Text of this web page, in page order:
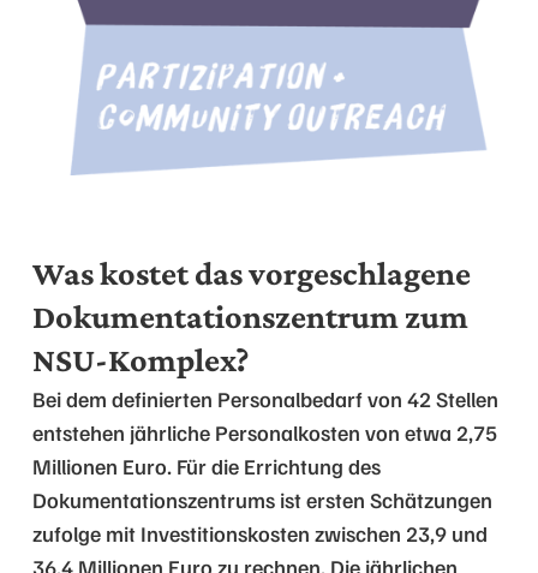
Was kostet das vorgeschlagene
Dokumentationszentrum zum
NSU-Komplex?
Bei dem definierten Personalbedarf von 42 Stellen
entstehen jährliche Personalkosten von etwa 2,75
Millionen Euro. Für die Errichtung des
Dokumentationszentrums ist ersten Schätzungen
zufolge mit Investitionskosten zwischen 23,9 und
36,4 Millionen Euro zu rechnen. Die jährlichen